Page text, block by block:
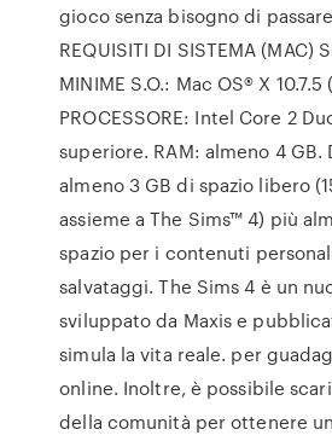
gioco senza bisogno di
REQUISITI DI SISTEMA (MAC)
MINIME S.O.: Mac OS® X 10.7.5
PROCESSORE: Intel Core 2
superiore. RAM: almeno 4 GB.
almeno 3 GB di spazio libero
assieme a The Sims™ 4) più
spazio per i contenuti
salvataggi. The Sims 4 è un
sviluppato da Maxis e
simula la vita reale. per
online. Inoltre, è possibile
della comunità per ottenere